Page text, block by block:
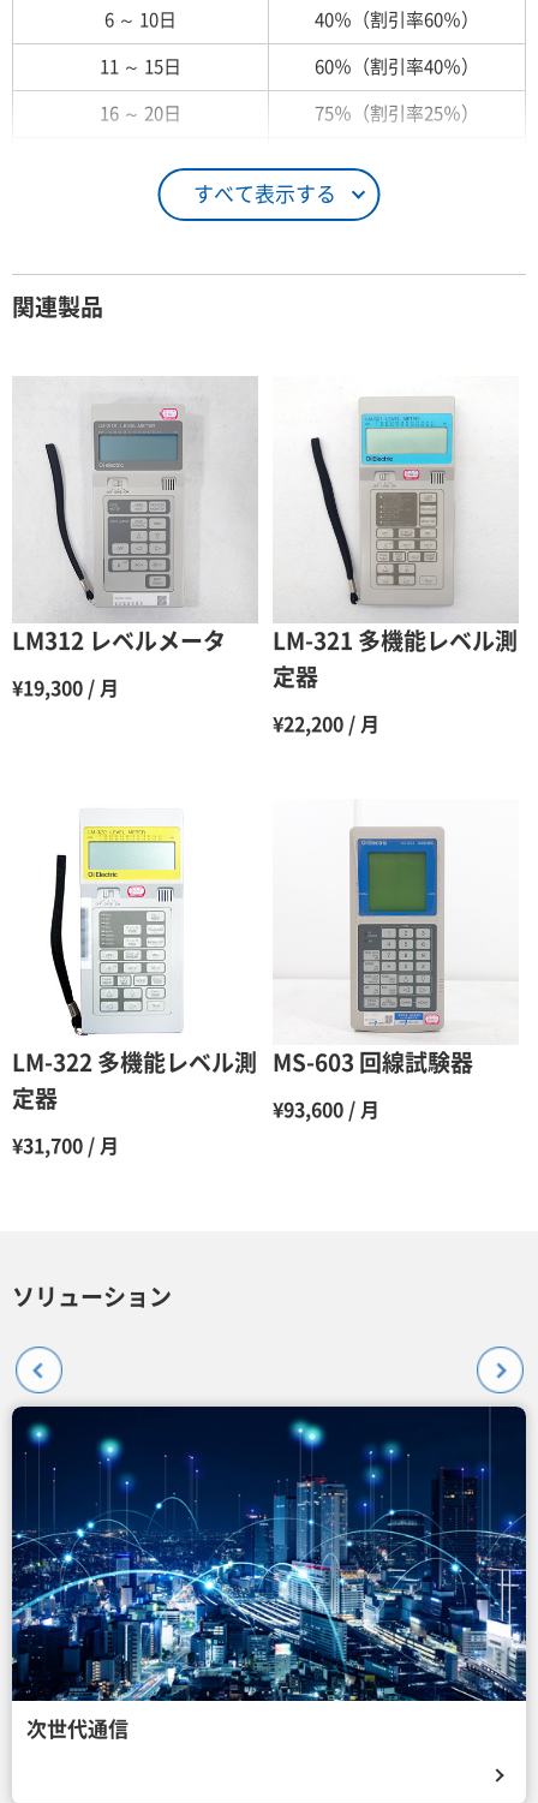
すべて表示する
6 ～ 10日 40％（割引率60％）
11 ～ 15日 60％（割引率40％）
16 ～ 20日 75％（割引率25％）
26日 ～ 1ヶ月 100％（割引率 0％）
2ヶ月 90％（割引率10％）
3ヶ月 80％（割引率20％）
4ヶ月 75％（割引率25％）
5ヶ月 70％（割引率30％）
6ヶ月 65％（割引率35％）
60％（割引率 40％）
55％（割引率45％）
47％（割引率53％）
12ヶ月 45％（割引率55％）
関連製品
LM312 レベルメータ
¥19,300 / 月
LM-321 多機能レベル測
定器
¥22,200 / 月
LM-322 多機能レベル測
定器
¥31,700 / 月
MS-603 回線試験器
¥93,600 / 月
ソリューション
次世代通信